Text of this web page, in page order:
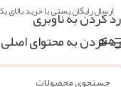
رد کردن به ناوبری
رد کردن به محتوای اصلی
ارسال رایگان پستی با خرید
منو